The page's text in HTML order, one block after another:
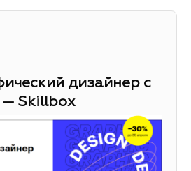
дизайнер с
— Skillbox